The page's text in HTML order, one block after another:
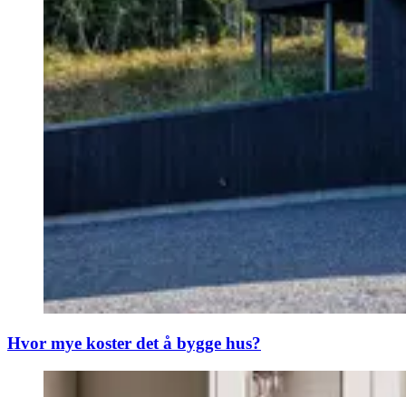
Hvor mye koster det å bygge hus?